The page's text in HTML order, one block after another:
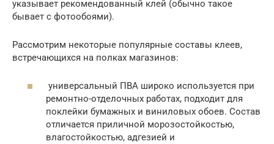
указывает рекомендованный клей (обычно такое
бывает с фотообоями).
Рассмотрим некоторые популярные составы клеев,
встречающихся на полках магазинов:
универсальный ПВА широко используется при
ремонтно-отделочных работах, подходит для
поклейки бумажных и виниловых обоев. Состав
отличается приличной морозостойкостью,
влагостойкостью, адгезией и